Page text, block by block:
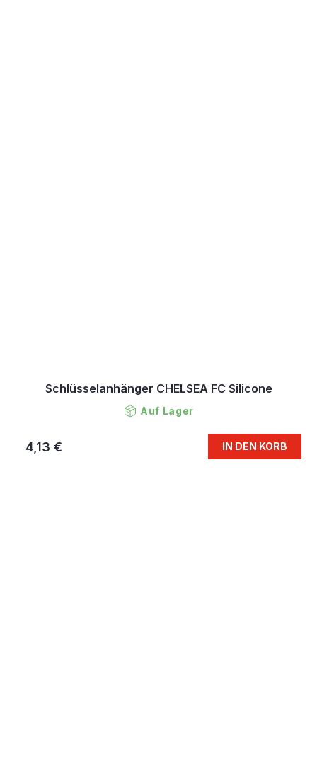
Schlüsselanhänger CHELSEA FC Silicone
Auf Lager
4,13 € IN DEN KORB